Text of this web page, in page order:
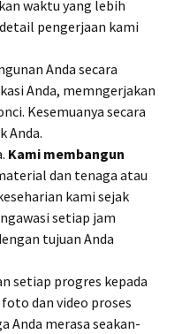
waktu yang lebih
pengerjaan kami
Anda secara
Anda, memngerjakan
Kesemuanya secara
Anda.
Kami membangun
dan tenaga atau
kami sejak
setiap jam
tujuan Anda
setiap progres kepada
dan video proses
Anda merasa seakan-